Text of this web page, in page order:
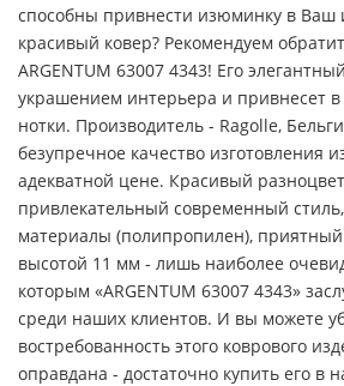
способны привнести изюминку в Ваш
красивый ковер? Рекомендуем
ARGENTUM 63007 4343! Его
украшением интерьера и привнесет
нотки. Производитель - Ragolle,
безупречное качество изготовления
адекватной цене. Красивый
привлекательный современный
материалы (полипропилен),
высотой 11 мм - лишь наиболее
которым «ARGENTUM 63007 4343»
среди наших клиентов. И вы можете
востребованность этого коврового
оправдана - достаточно купить его в